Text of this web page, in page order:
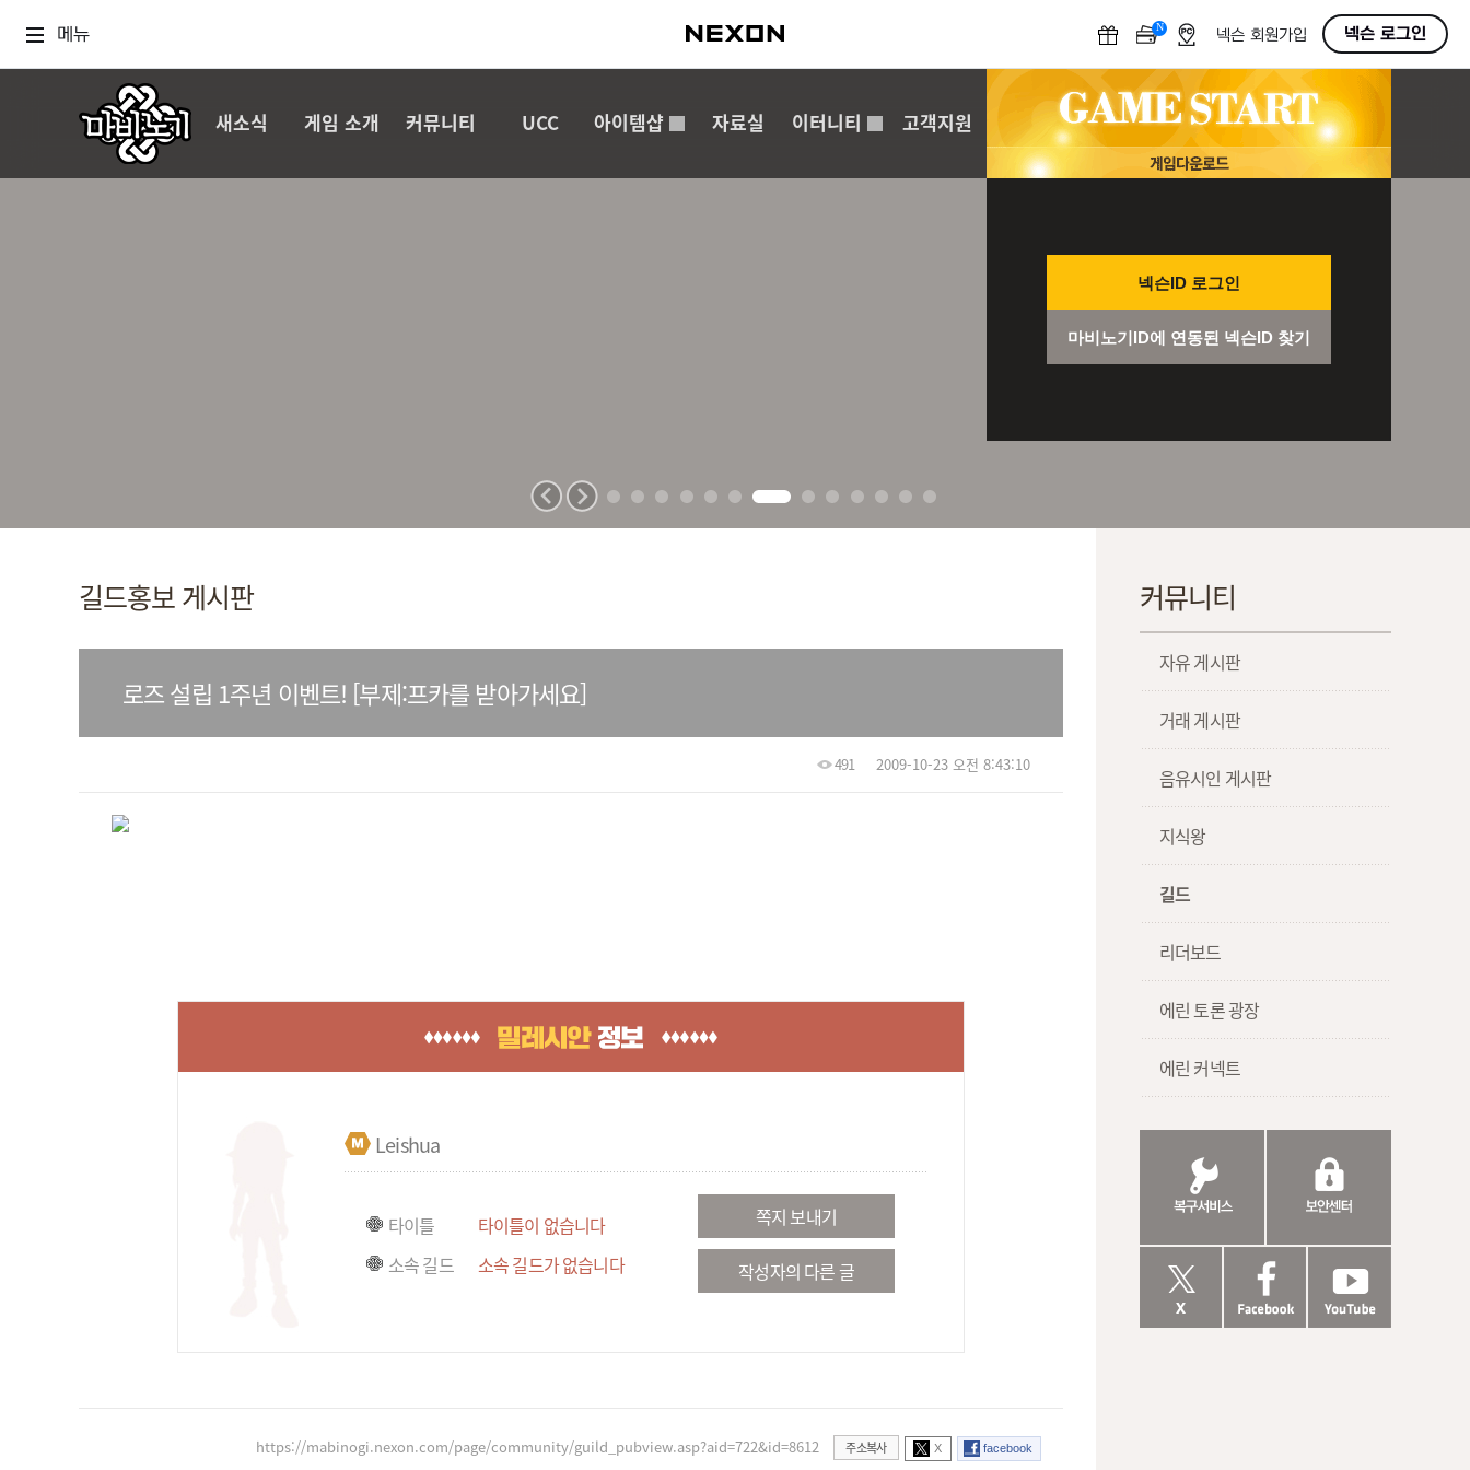
메뉴 N OFF넥슨 회원가입 넥슨 로그인
새소식 게임 소개 커뮤니티 UCC 아이템샵 자료실 이터니티 고객지원
넥슨ID 로그인
마비노기ID에 연동된 넥슨ID 찾기
길드홍보 게시판
로즈 설립 1주년 이벤트! [부제:프카를 받아가세요]
491 2009-10-23 오전 8:43:10
Leishua
타이틀
타이틀이 없습니다
소속 길드
소속 길드가 없습니다
쪽지 보내기
작성자의 다른 글
https://mabinogi.nexon.com/page/community/guild_pubview.asp?aid=722&id=8612 주소복사 X facebook
커뮤니티
자유 게시판
거래 게시판
음유시인 게시판
지식왕
길드
리더보드
에린 토론 광장
에린 커넥트